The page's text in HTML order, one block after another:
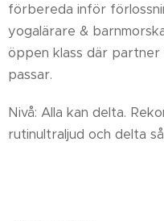
förbereda inför
yogalärare &
öppen klass där partner
passar.
Nivå: Alla kan delta.
rutinultraljud och delta